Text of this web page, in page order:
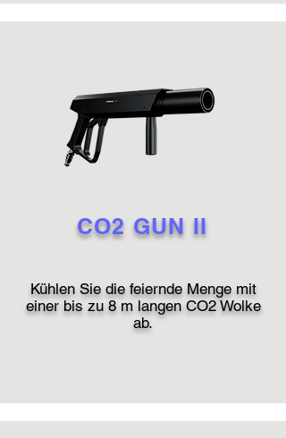
CO2 GUN II
Kühlen Sie die feiernde Menge mit
einer bis zu 8 m langen CO2 Wolke
ab.